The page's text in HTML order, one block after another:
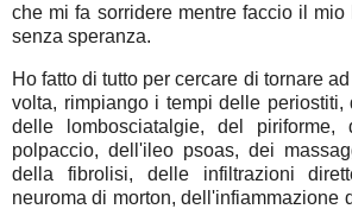
che mi fa sorridere mentre faccio il
senza speranza.
Ho fatto di tutto per cercare di tornare
volta, rimpiango i tempi delle periostiti,
delle lombosciatalgie, del piriforme,
polpaccio, dell'ileo psoas, dei
della fibrolisi, delle infiltrazioni
neuroma di morton, dell'infiammazione